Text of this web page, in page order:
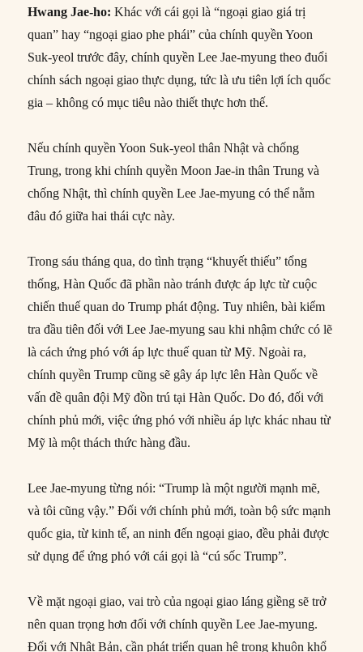
Hwang Jae-ho: Khác với cái gọi là “ngoại giao giá trị
quan” hay “ngoại giao phe phái” của chính quyền Yoon
Suk-yeol trước đây, chính quyền Lee Jae-myung theo đuổi
chính sách ngoại giao thực dụng, tức là ưu tiên lợi ích quốc
gia – không có mục tiêu nào thiết thực hơn thế.
Nếu chính quyền Yoon Suk-yeol thân Nhật và chống
Trung, trong khi chính quyền Moon Jae-in thân Trung và
chống Nhật, thì chính quyền Lee Jae-myung có thể nằm
đâu đó giữa hai thái cực này.
Trong sáu tháng qua, do tình trạng “khuyết thiếu” tổng
thống, Hàn Quốc đã phần nào tránh được áp lực từ cuộc
chiến thuế quan do Trump phát động. Tuy nhiên, bài kiểm
tra đầu tiên đối với Lee Jae-myung sau khi nhậm chức có lẽ
là cách ứng phó với áp lực thuế quan từ Mỹ. Ngoài ra,
chính quyền Trump cũng sẽ gây áp lực lên Hàn Quốc về
vấn đề quân đội Mỹ đồn trú tại Hàn Quốc. Do đó, đối với
chính phủ mới, việc ứng phó với nhiều áp lực khác nhau từ
Mỹ là một thách thức hàng đầu.
Lee Jae-myung từng nói: “Trump là một người mạnh mẽ,
và tôi cũng vậy.” Đối với chính phủ mới, toàn bộ sức mạnh
quốc gia, từ kinh tế, an ninh đến ngoại giao, đều phải được
sử dụng để ứng phó với cái gọi là “cú sốc Trump”.
Về mặt ngoại giao, vai trò của ngoại giao láng giềng sẽ trở
nên quan trọng hơn đối với chính quyền Lee Jae-myung.
Đối với Nhật Bản, cần phát triển quan hệ trong khuôn khổ